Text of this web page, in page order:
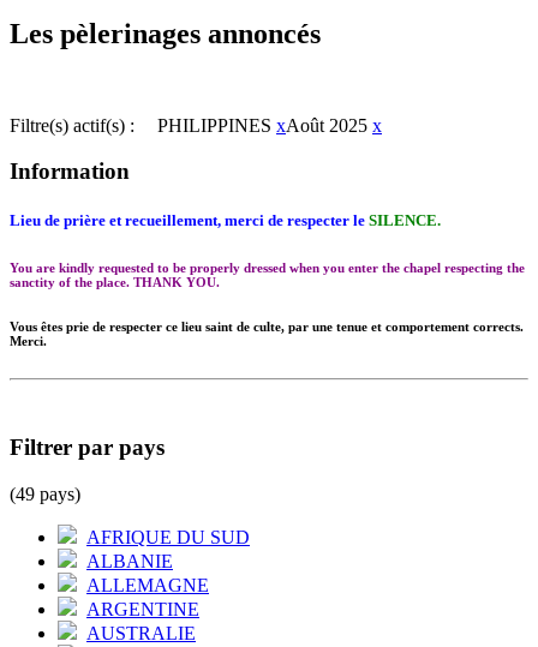
Les pèlerinages annoncés
Filtre(s) actif(s) : PHILIPPINES xAoût 2025 x
Information
Lieu de prière et recueillement, merci de respecter le SILENCE.
You are kindly requested to be properly dressed when you enter the chapel respecting the
sanctity of the place. THANK YOU.
Vous êtes prie de respecter ce lieu saint de culte, par une tenue et comportement corrects.
Merci.
Filtrer par pays
(49 pays)
AFRIQUE DU SUD
ALBANIE
ALLEMAGNE
ARGENTINE
AUSTRALIE